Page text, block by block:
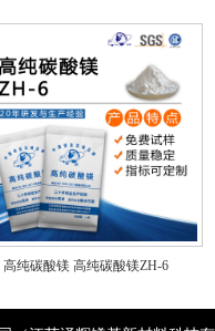
高纯碳酸镁 高纯碳酸镁ZH-6